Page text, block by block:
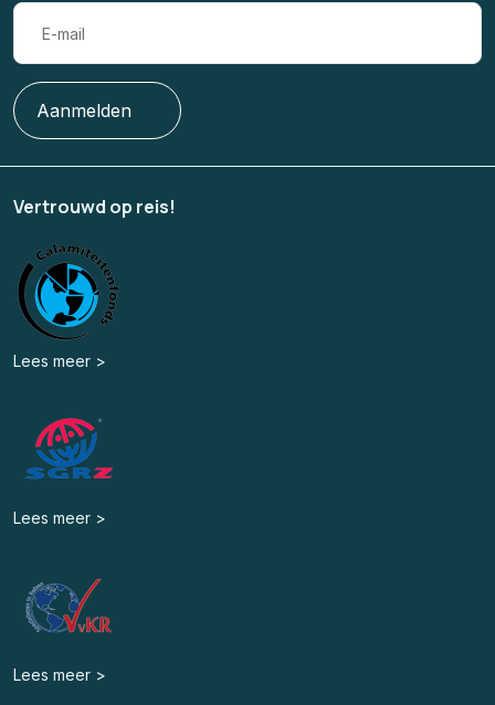
Aanmelden
Vertrouwd op reis!
Lees meer >
Lees meer >
Lees meer >